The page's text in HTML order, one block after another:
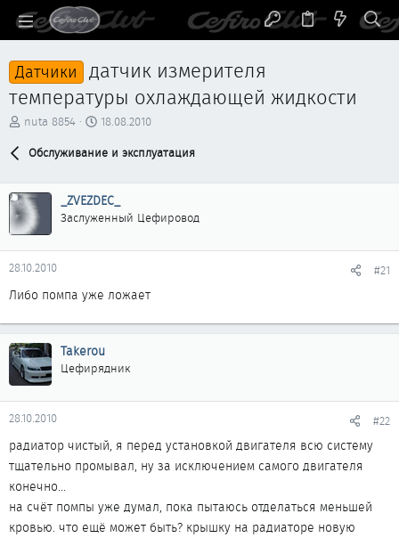
Датчики датчик измерителя
температуры охлаждающей жидкости
А
т
е
м
ы
nuta 8854
Д
т
а
ч
л
18.08.2010
Обслуживание и эксплуатация
_ZVEZDEC_
Заслуженный Цефировод
28.10.2010 #21
Либо помпа уже ложает
Takerou
Цефирядник
28.10.2010 #22
радиатор чистый, я перед установкой двигателя всю систему
тщательно промывал, ну за исключением самого двигателя
конечно...
на счёт помпы уже думал, пока пытаюсь отделаться меньшей
кровью. что ещё может быть? крышку на радиаторе новую